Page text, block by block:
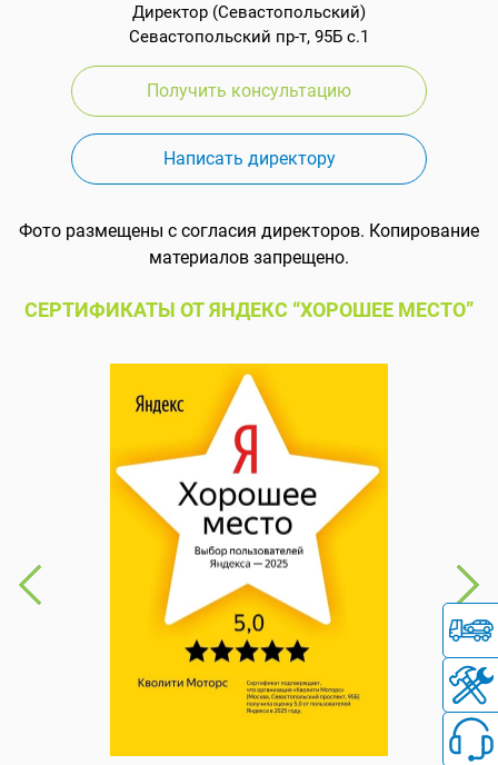
Директор (Севастопольский)
Севастопольский пр-т, 95Б с.1
Получить консультацию
Написать директору
Фото размещены с согласия директоров. Копирование
материалов запрещено.
СЕРТИФИКАТЫ ОТ ЯНДЕКС “ХОРОШЕЕ МЕСТО”